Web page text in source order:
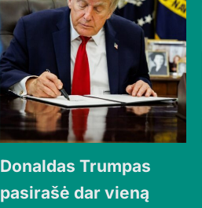
Donaldas Trumpas
pasirašė dar vieną